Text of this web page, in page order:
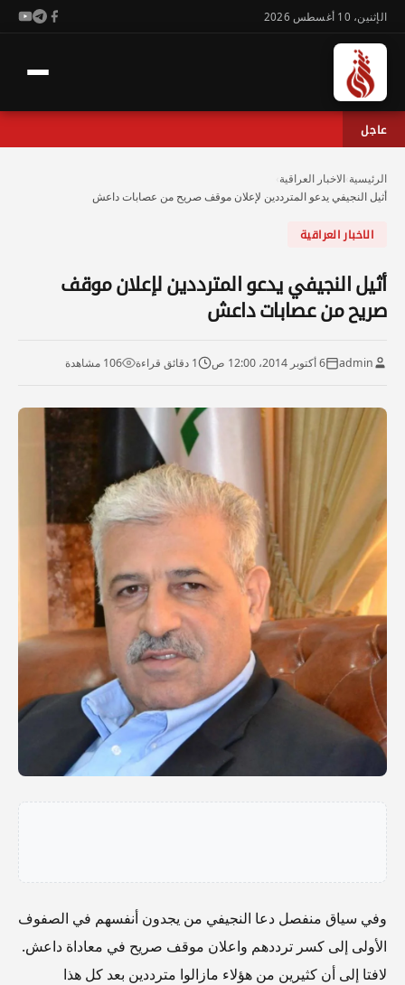
الإثنين، 10 أغسطس 2026
عاجل
الرئيسية الاخبار العراقية
أثيل النجيفي يدعو المترددين لإعلان موقف صريح من عصابات داعش
الاخبار العراقية
أثيل النجيفي يدعو المترددين لإعلان موقف
صريح من عصابات داعش
admin 6 أكتوبر 2014، 12:00 ص 1 دقائق قراءة 106 مشاهدة
وفي سياق منفصل دعا النجيفي من يجدون أنفسهم في الصفوف
الأولى إلى كسر ترددهم واعلان موقف صريح في معاداة داعش.
لافتا إلى أن كثيرين من هؤلاء مازالوا مترددين بعد كل هذا